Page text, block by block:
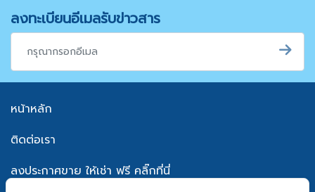
ลงทะเบียนอีเมลรับข่าวสาร
หน้าหลัก
ติดต่อเรา
ลงประกาศขาย ให้เช่า ฟรี คลิ๊กที่นี่